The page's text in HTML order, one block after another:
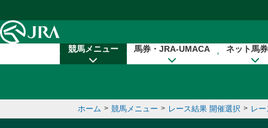
競馬メニュー 馬券・JRA-UMACA ネット馬
ホーム > 競馬メニュー > レース結果 開催選択 > レ